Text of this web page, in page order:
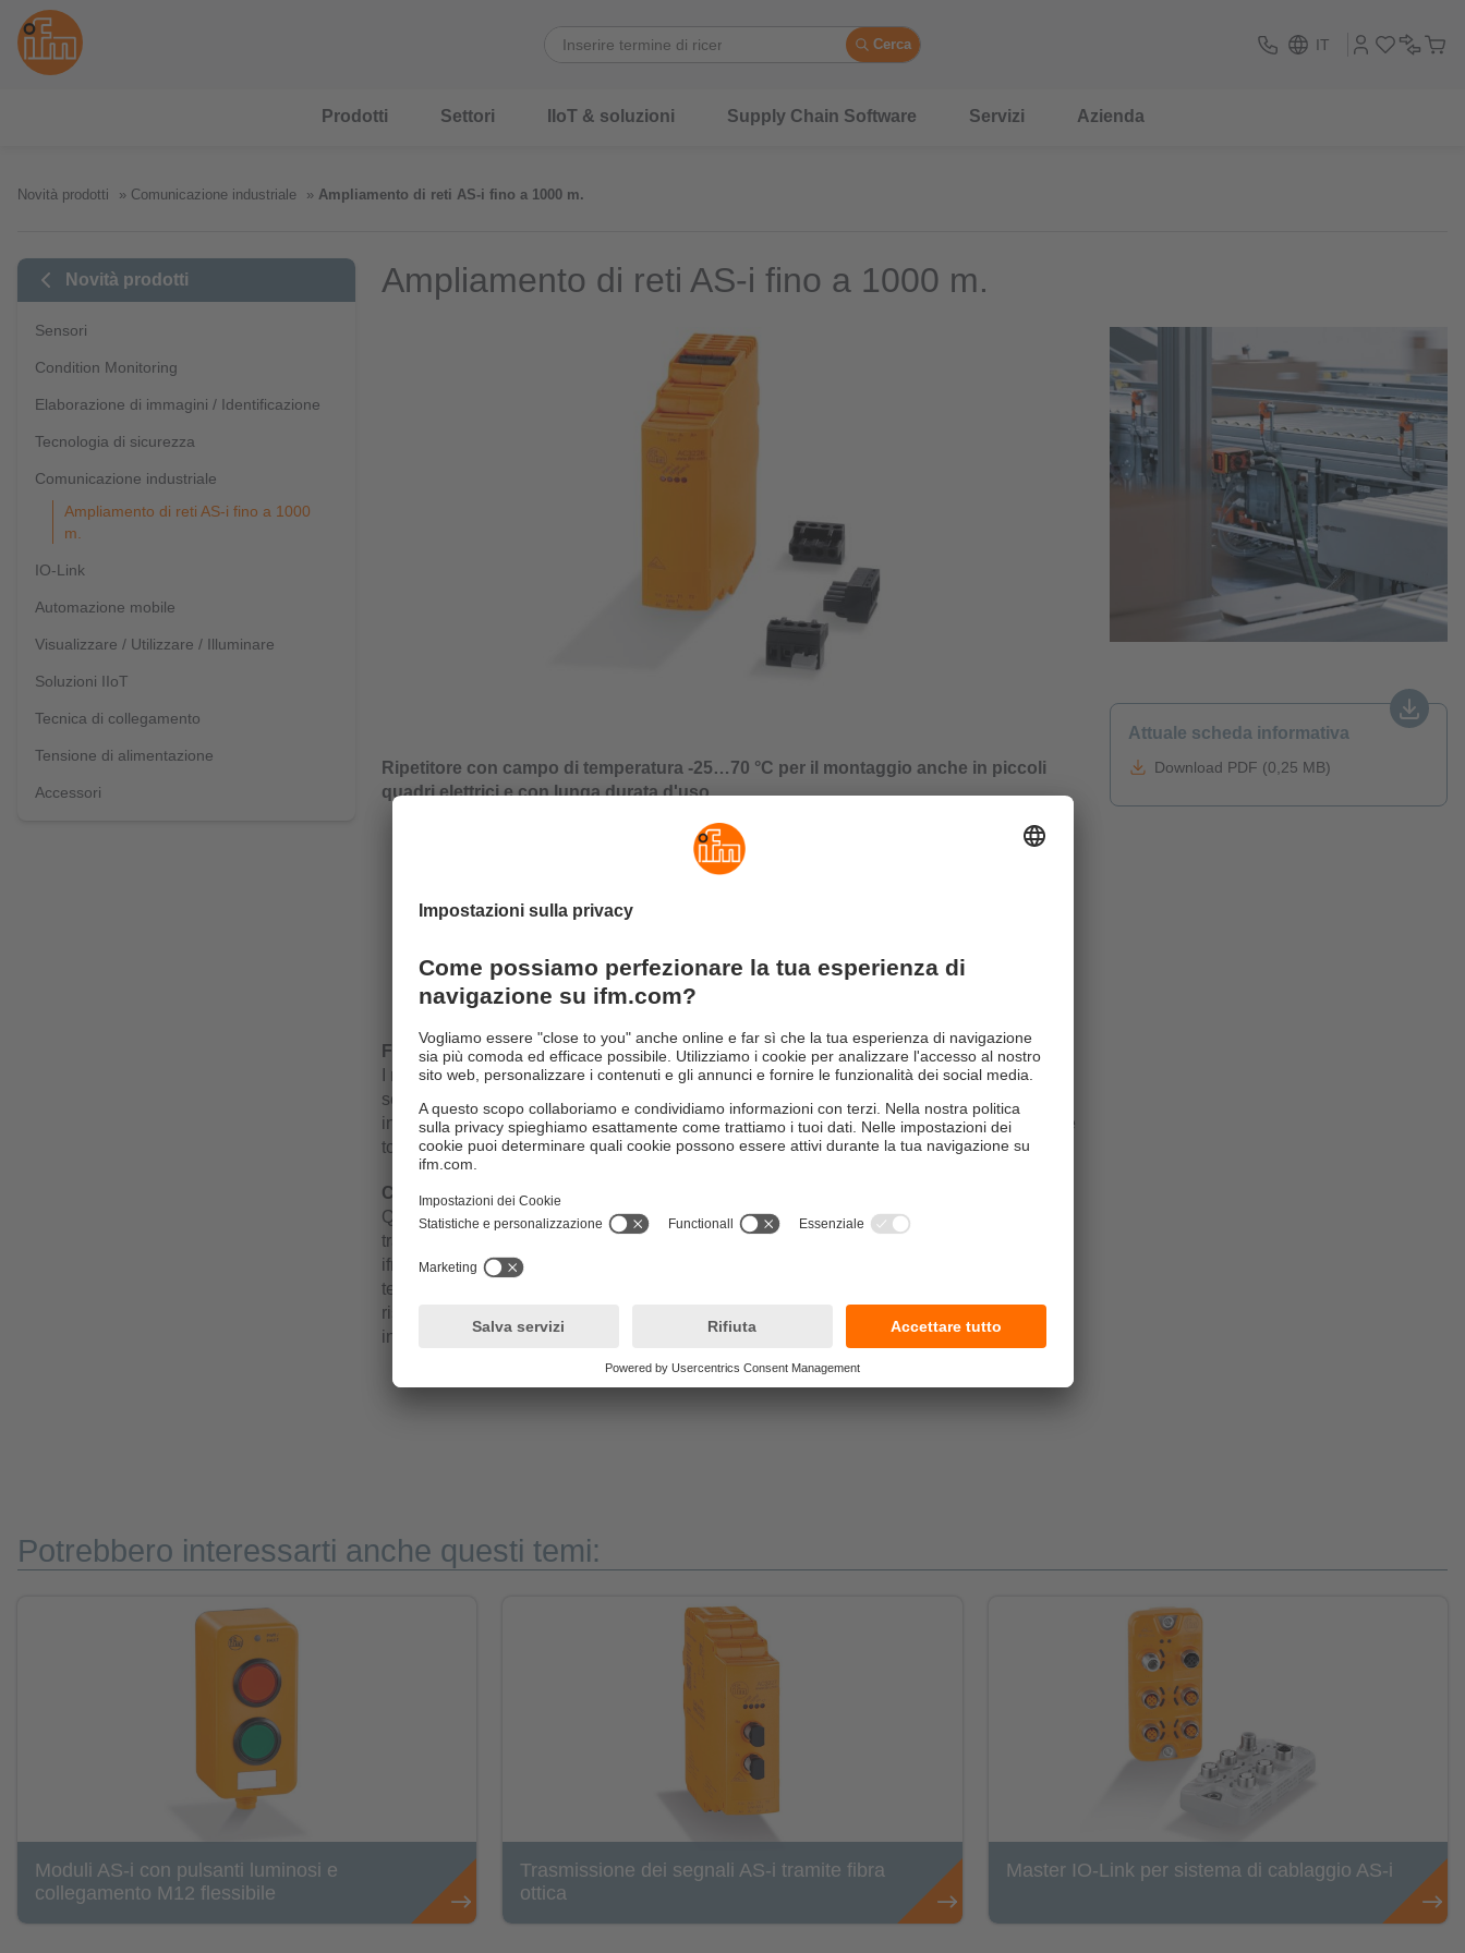
Cerca IT
Prodotti Settori IIoT & soluzioni Supply Chain Software Servizi Azienda
Novità prodotti Comunicazione industriale Ampliamento di reti AS-i fino a 1000 m.
Novità prodotti
Sensori
Condition Monitoring
Elaborazione di immagini / Identificazione
Tecnologia di sicurezza
Comunicazione industriale
Ampliamento di reti AS-i fino a 1000
m.
IO-Link
Automazione mobile
Visualizzare / Utilizzare / Illuminare
Soluzioni IIoT
Tecnica di collegamento
Tensione di alimentazione
Accessori
Ampliamento di reti AS-i fino a 1000 m.
Ripetitore con campo di temperatura -25…70 °C per il montaggio anche in piccoli
quadri elettrici e con lunga durata d'uso
Campo di temperatura -25...70°C, anche per montaggio in piccoli quadri elettrici
Terminazione del bus passiva integrata
Prestazioni affidabili a lungo termine in condizioni difficili
LED di diagnosi ben visibili
Morsetti estraibili
Funzionamento
I ripetitori sono utilizzati con AS-i per prolungare la linea da 100 a 200 m. Grazie alla
separazione elettrica, i segmenti del bus possono essere alimentati con tensione in modo
indipendente l'uno dall'altro. Le 62 unità possibili vengono così alimentate da una corrente
totale più elevata; i cali di tensione diminuiscono.
Caratteristiche del prodotto
Questo innovativo prodotto è stato dotato di un nuovo corpo SmartLine. Mentre i ripetitori
tradizionali hanno per lo più un campo di temperatura da 0...55 °C, il nuovo dispositivo di
ifm funziona con affidabilità su un range più ampio da -25...70 °C. L'intervallo di
temperature operative migliorato rende il nuovo ripetitore più affidabile, facendo così
risparmiare tempo e costi. Un'altra caratteristica nuova è la terminazione del bus passiva
integrata.
Attuale scheda informativa
Download PDF (0,25 MB)
Potrebbero interessarti anche questi temi:
Moduli AS-i con pulsanti luminosi e
collegamento M12 flessibile
Trasmissione dei segnali AS-i tramite fibra
ottica
Master IO-Link per sistema di cablaggio AS-i